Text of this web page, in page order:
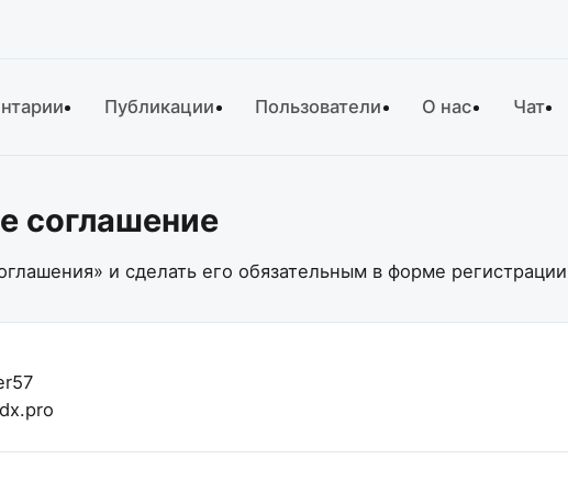
Публикации Пользователи О нас Чат
соглашение
и сделать его обязательным в форме